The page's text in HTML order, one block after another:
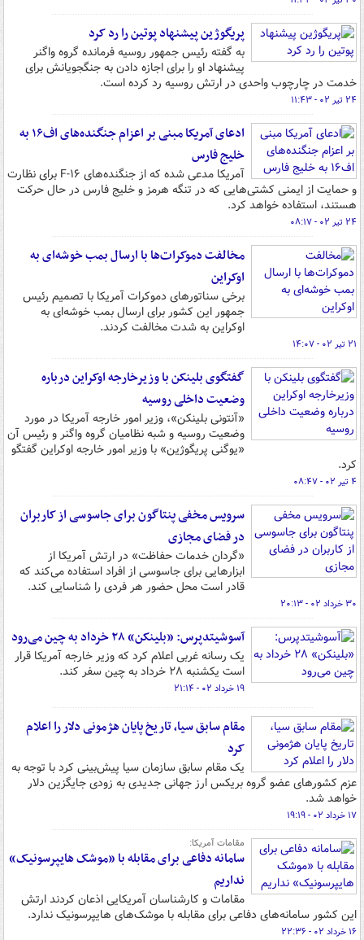
پریگوژین پیشنهاد پوتین را رد کرد
به گفته رئیس جمهور روسیه فرمانده گروه واگنر
پیشنهاد او را برای اجازه دادن به جنگجویانش برای
خدمت در چارچوب واحدی در ارتش روسیه رد کرده است.
۲۴ تیر ۰۲ - ۱۱:۴۳
ادعای آمریکا مبنی بر اعزام جنگنده‌های اف۱۶ به
خلیج فارس
آمریکا مدعی شده که از جنگنده‌های F-۱۶ برای نظارت
و حمایت از ایمنی کشتی‌هایی که در تنگه هرمز و خلیج فارس در حال حرکت
هستند، استفاده خواهد کرد.
۲۴ تیر ۰۲ - ۰۸:۱۷
مخالفت دموکرات‌ها با ارسال بمب خوشه‌ای به
اوکراین
برخی سناتورهای دموکرات آمریکا با تصمیم رئیس
جمهور این کشور برای ارسال بمب خوشه‌ای به
اوکراین به شدت مخالفت کردند.
۲۱ تیر ۰۲ - ۱۴:۰۷
گفتگوی بلینکن با وزیرخارجه اوکراین درباره
وضعیت داخلی روسیه
«آنتونی بلینکن»، وزیر امور خارجه آمریکا در مورد
وضعیت روسیه و شبه نظامیان گروه واگنر و رئیس آن
«یوگنی پریگوژین» با وزیر امور خارجه اوکراین گفتگو
کرد.
۴ تیر ۰۲ - ۰۸:۴۷
سرویس مخفی پنتاگون برای جاسوسی از کاربران
در فضای مجازی
«گردان خدمات حفاظت» در ارتش آمریکا از
ابزارهایی برای جاسوسی از افراد استفاده می‌کند که
قادر است محل حضور هر فردی را شناسایی کند.
۳۰ خرداد ۰۲ - ۲۰:۱۳
آسوشیتدپرس: «بلینکن» ۲۸ خرداد به چین می‌رود
یک رسانه غربی اعلام کرد که وزیر خارجه آمریکا قرار
است یکشنبه ۲۸ خرداد به چین سفر کند.
۱۹ خرداد ۰۲ - ۲۱:۱۴
مقام سابق سیا، تاریخ پایان هژمونی دلار را اعلام
کرد
یک مقام سابق سازمان سیا پیش‌بینی کرد با توجه به
عزم کشورهای عضو گروه بریکس ارز جهانی جدیدی به زودی جایگزین دلار
خواهد شد.
۱۷ خرداد ۰۲ - ۱۹:۱۹
مقامات آمریکا:
سامانه دفاعی برای مقابله با «موشک‌ هایپرسونیک»
نداریم
مقامات و کارشناسان آمریکایی اذعان کردند ارتش
این کشور سامانه‌های دفاعی برای مقابله با موشک‌های هایپرسونیک ندارد.
۱۶ خرداد ۰۲ - ۲۲:۳۶